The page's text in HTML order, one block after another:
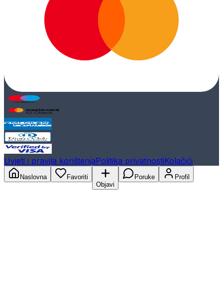
Uvjeti i pravila korištenjaPolitika privatnostiKolačići
Naslovna
Favoriti
Objavi
Poruke Profil